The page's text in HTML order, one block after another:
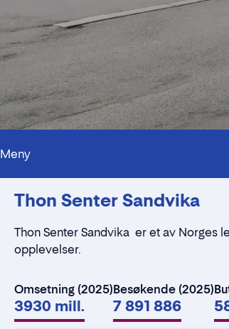
Meny
Thon Senter Sandvika
Thon Senter Sandvika er et av Norges
opplevelser.
Omsetning (2025)
3930 mill.
Besøkende (2025)
7 891 886